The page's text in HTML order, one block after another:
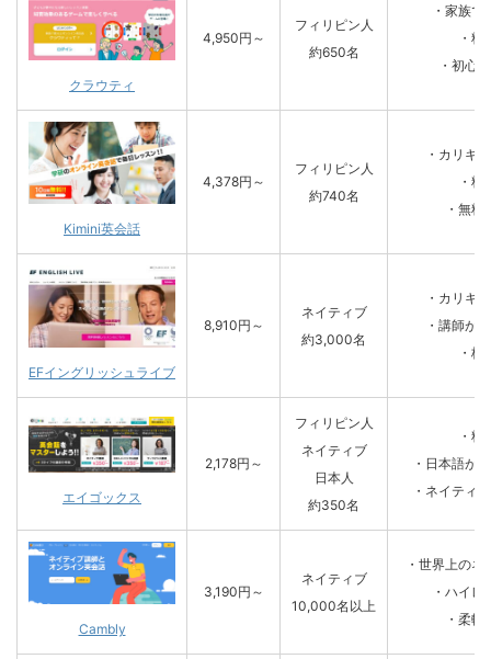
クラウティ
4,950円～
フィリピン人
約650名
・家族
・料
・初心
Kimini英会話
4,378円～
フィリピン人
約740名
・カリキ
・料
・無料
EFイングリッシュライブ
8,910円～
ネイティブ
約3,000名
・カリキ
・講師が
・格
エイゴックス
2,178円～
フィリピン人
ネイティブ
日本人
約350名
・料
・日本語が
・ネイティ
Cambly
3,190円～
ネイティブ
10,000名以上
・世界上の
・ハイ
・柔軟